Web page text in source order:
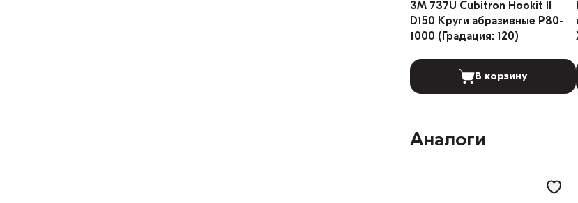
3M 737U Cubitron Hookit II
D150 Круги абразивные P80-
1000 (Градация: 120)
В корзину
Аналоги